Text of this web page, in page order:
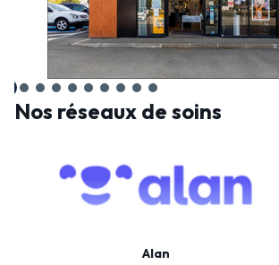
Nos réseaux de soins
Alan